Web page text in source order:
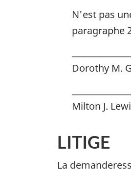
N'est pas
paragraphe
Dorothy M.
Milton J.
LITIGE
La